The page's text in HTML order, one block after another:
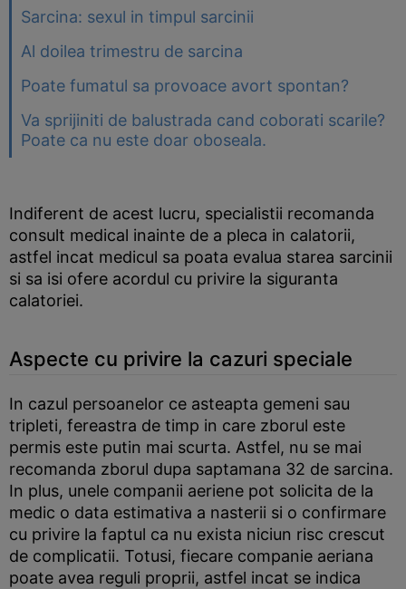
Sarcina: sexul in timpul sarcinii
Al doilea trimestru de sarcina
Poate fumatul sa provoace avort spontan?
Va sprijiniti de balustrada cand coborati scarile?
Poate ca nu este doar oboseala.
Indiferent de acest lucru, specialistii recomanda
consult medical inainte de a pleca in calatorii,
astfel incat medicul sa poata evalua starea sarcinii
si sa isi ofere acordul cu privire la siguranta
calatoriei.
Aspecte cu privire la cazuri speciale
In cazul persoanelor ce asteapta gemeni sau
tripleti, fereastra de timp in care zborul este
permis este putin mai scurta. Astfel, nu se mai
recomanda zborul dupa saptamana 32 de sarcina.
In plus, unele companii aeriene pot solicita de la
medic o data estimativa a nasterii si o confirmare
cu privire la faptul ca nu exista niciun risc crescut
de complicatii. Totusi, fiecare companie aeriana
poate avea reguli proprii, astfel incat se indica